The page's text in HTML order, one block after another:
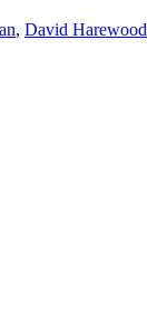
, David Harewood